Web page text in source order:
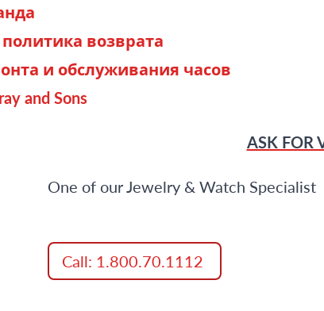
возврата
и обслуживания часов
and Sons
ASK FOR
One of our Jewelry & Watch Specialist
Call: 1.800.70.1112